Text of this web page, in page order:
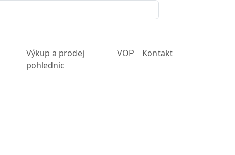
Výkup a prodej
pohlednic
VOP Kontakt